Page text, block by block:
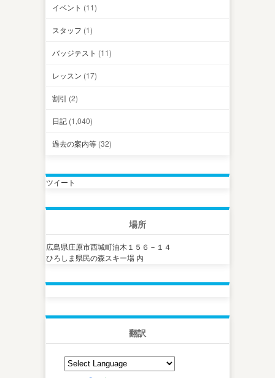
イベント (11)
スタッフ (1)
バッジテスト (11)
レッスン (17)
割引 (2)
日記 (1,040)
過去の案内等 (32)
ツイート
場所
広島県庄原市西城町油木１５６－１４
ひろしま県民の森スキー場 内
翻訳